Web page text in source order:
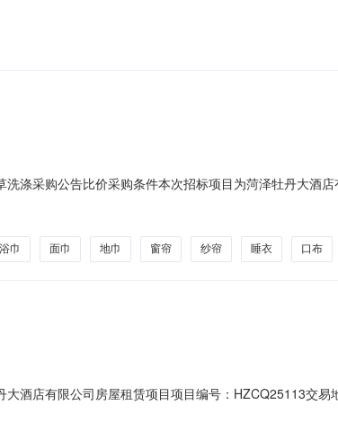
公示日期：2025年9月29日
涤采购公告比价采购条件本次招标项目为菏泽牡丹大酒
棉被1
浴巾 面巾 地巾 窗帘 纱帘 睡衣 口布
酒店有限公司房屋租赁项目项目编号：HZCQ25113交